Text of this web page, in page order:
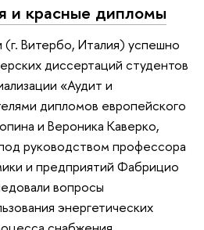
и красные дипломы
Витербо, Италия) успешно
диссертаций студентов
«Аудит и
дипломов европейского
и Вероника Каверко,
руководством профессора
и предприятий Фабрицио
вопросы
энергетических